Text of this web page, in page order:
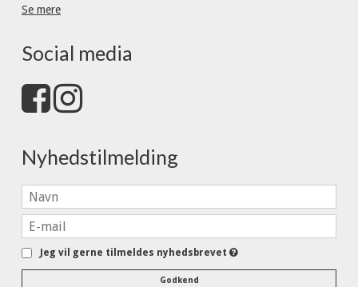
Se mere
Social media
Nyhedstilmelding
Jeg vil gerne tilmeldes nyhedsbrevet
Godkend